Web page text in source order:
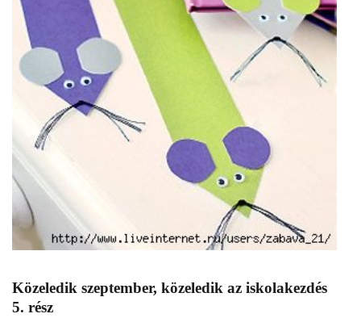
Közeledik szeptember, közeledik az iskolakezdés
5. rész